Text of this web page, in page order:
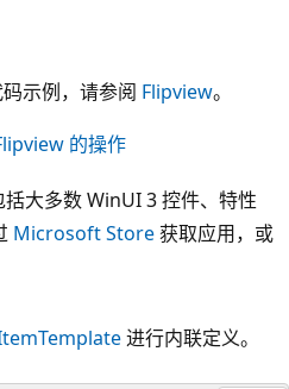
示例，请参阅 Flipview。
的操作
大多数 WinUI 3 控件、特性
Microsoft Store获取应用，或
进行内联定义。